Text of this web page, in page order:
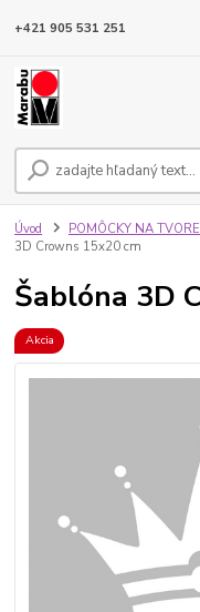
+421 905 531 251
Úvod POMÔCKY NA
3D Crowns 15x20 cm
Šablóna 3D
Akcia